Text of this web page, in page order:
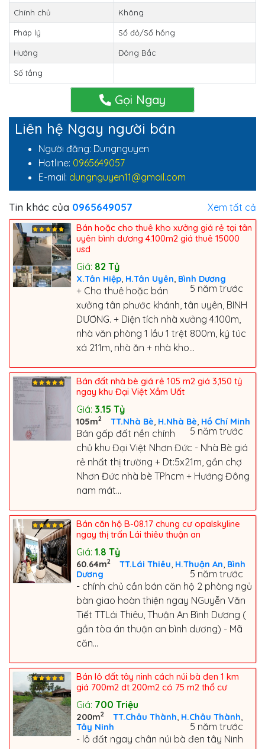
Chính chủ Không
Pháp lý Sổ đỏ/Sổ hồng
Hướng Đông Bắc
Số tầng
Gọi Ngay
Liên hệ Ngay người bán
Người đăng: Dungnguyen
Hotline: 0965649057
E-mail: dungnguyen11@gmail.com
Tin khác của 0965649057 Xem tất cả
Bán hoặc cho thuê kho xưởng giá rẻ tại tân
uyên bình dương 4.100m2 giá thuê 15000
usd
Giá: 82 Tỷ
X.Tân Hiệp H.Tân Uyên Bình Dương
5 năm trước
+ Cho thuê hoặc bán
xưởng tân phước khánh, tân uyên, BINH
DƯƠNG. + Diện tích nhà xưởng 4.100m,
nhà văn phòng 1 lầu 1 trệt 800m, ký túc
xá 211m, nhà ăn + nhà kho...
Bán đất nhà bè giá rẻ 105 m2 giá 3,150 tỷ
ngay khu Đại Việt Xầm Uất
Giá: 3.15 Tỷ
105m2 TT.Nhà Bè H.Nhà Bè Hồ Chí Minh
5 năm trước
Bán gấp đất nền chính
chủ khu Đại Việt Nhơn Đức - Nhà Bè giá
rẻ nhất thị trường + Dt:5x21m, gần chợ
Nhơn Đức nhà bè TPhcm + Hướng Đông
nam mát...
Bán căn hộ B-08.17 chung cư opalskyline
ngay thị trấn Lái thiêu thuận an
Giá: 1.8 Tỷ
60.64m2 TT.Lái Thiêu H.Thuận An Bình
Dương
5 năm trước
- chính chủ cần bán căn hộ 2 phòng ngủ
bàn giao hoàn thiện ngay NGuyễn Văn
Tiết TTLái Thiêu, Thuận An Bình Dương (
gần tòa án thuận an bình dương) - Mã
căn...
Bán lô đất tây ninh cách núi bà đen 1 km
giá 700m2 dt 200m2 có 75 m2 thổ cư
Giá: 700 Triệu
200m2 TT.Châu Thành H.Châu Thành
Tây Ninh
5 năm trước
- lô đất ngay chân núi bà đen tây Ninh